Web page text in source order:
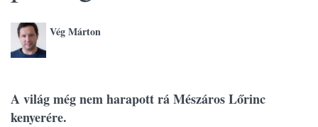
Vég Márton
A világ még nem harapott rá Mészáros Lőrinc
kenyerére.